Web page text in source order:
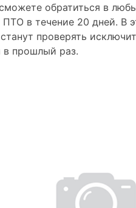
обратиться в
ПТО в течение 20 дней. В
проверять
в прошлый раз.